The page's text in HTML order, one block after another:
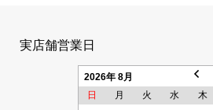
実店舗営業日
2026年 8月
日
月 火 水 木